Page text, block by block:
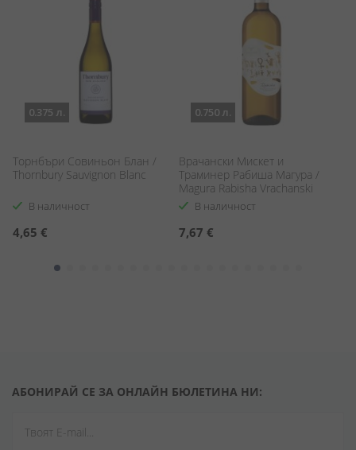
0.375 л.
Торнбъри Совиньон Блан /
Thornbury Sauvignon Blanc
В наличност
4,65 €
0.750 л.
Врачански Мискет и
Траминер Рабиша Магура /
Magura Rabisha Vrachanski
Misket & Traminer
В наличност
7,67 €
АБОНИРАЙ СЕ ЗА ОНЛАЙН БЮЛЕТИНА НИ: